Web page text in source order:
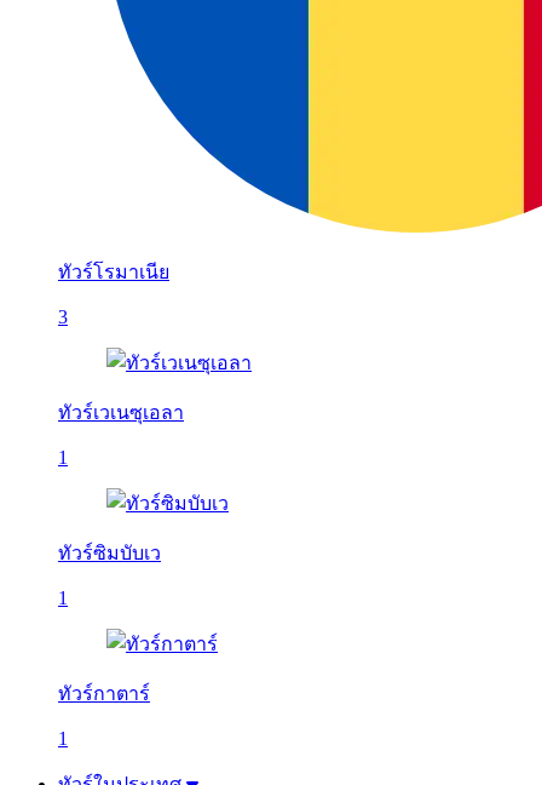
ทัวร์โรมาเนีย
3
ทัวร์เวเนซุเอลา
1
ทัวร์ซิมบับเว
1
ทัวร์กาตาร์
1